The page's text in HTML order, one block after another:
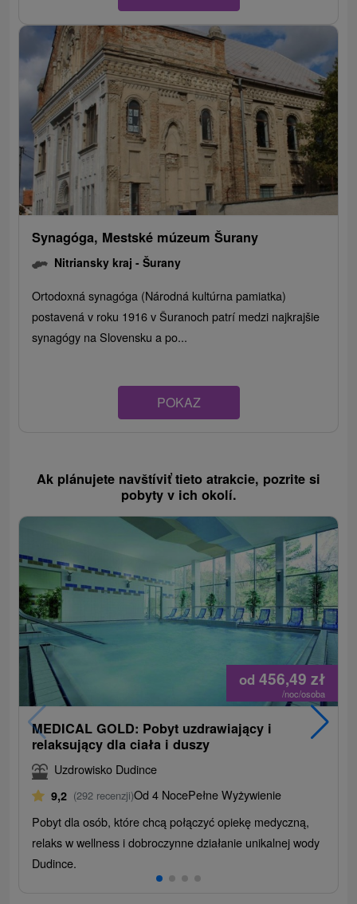
Synagóga, Mestské múzeum Šurany
Nitriansky kraj -Šurany
Ortodoxná synagóga (Národná kultúrna pamiatka)
postavená v roku 1916 v Šuranoch patrí medzi najkrajšie
synagógy na Slovensku a po...
POKAZ
Ak plánujete navštíviť tieto atrakcie, pozrite si
pobyty v ich okolí.
od 456,49zł
/noc/osoba
MEDICAL GOLD: Pobyt uzdrawiający i
relaksujący dla ciała i duszy
Uzdrowisko Dudince
9,2 (292 recenzji)Od 4 NocePełne Wyżywienie
Pobyt dla osób, które chcą połączyć opiekę medyczną,
relaks w wellness i dobroczynne działanie unikalnej wody
Dudince.